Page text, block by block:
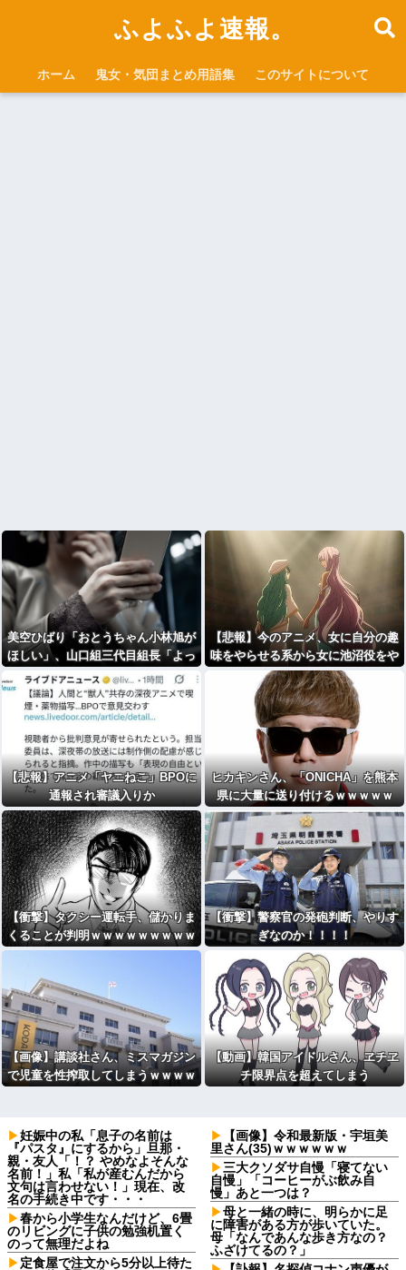
ふよふよ速報。
ホーム 鬼女・気団まとめ用語集 このサイトについて
美空ひばり「おとうちゃん小林旭が
ほしい」、山口組三代目組長「よっ
しゃ」、昭和ヤバすぎ⇒！！！
【悲報】今のアニメ、女に自分の趣
味をやらせる系から女に池沼役をや
らせる系へ変化
【悲報】アニメ「ヤニねこ」BPOに
通報され審議入りか
ヒカキンさん、「ONICHA」を熊本
県に大量に送り付けるｗｗｗｗｗ
【衝撃】タクシー運転手、儲かりま
くることが判明ｗｗｗｗｗｗｗｗｗ
ｗｗｗｗｗｗｗｗｗｗｗｗｗｗｗｗ
【衝撃】警察官の発砲判断、やりす
ぎなのか！！！！
【画像】講談社さん、ミスマガジン
で児童を性搾取してしまうｗｗｗｗ
【動画】韓国アイドルさん、ヱチヱ
チ限界点を超えてしまう
妊娠中の私「息子の名前は
『パスタ』にするから」旦那・
親・友人「！？ やめなよそんな
名前！」私「私が産むんだから
文句は言わせない！」現在、改
名の手続き中です・・・
春から小学生なんだけど、6畳
のリビングに子供の勉強机置く
のって無理だよね
定食屋で注文から5分以上待た
【画像】令和最新版・宇垣美
里さん(35)ｗｗｗｗｗｗ
三大クソダサ自慢「寝てない
自慢」「コーヒーがぶ飲み自
慢」あと一つは？
母と一緒の時に、明らかに足
に障害がある方が歩いていた。
母「なんであんな歩き方なの？
ふざけてるの？」